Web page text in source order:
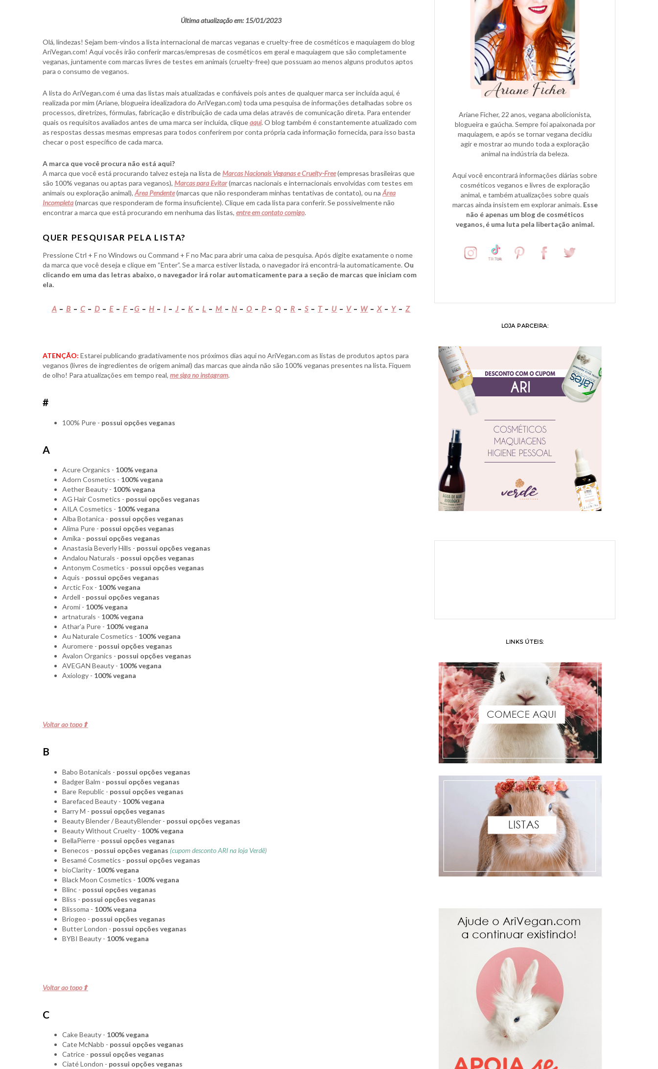
Última atualização em: 15/01/2023
Olá, lindezas! Sejam bem-vindos a lista internacional de marcas veganas e cruelty-free de cosméticos e maquiagem do blog
AriVegan.com! Aqui vocês irão conferir marcas/empresas de cosméticos em geral e maquiagem que são completamente
veganas, juntamente com marcas livres de testes em animais (cruelty-free) que possuam ao menos alguns produtos aptos
para o consumo de veganos.
A lista do AriVegan.com é uma das listas mais atualizadas e confiáveis pois antes de qualquer marca ser incluída aqui, é
realizada por mim (Ariane, blogueira idealizadora do AriVegan.com) toda uma pesquisa de informações detalhadas sobre os
processos, diretrizes, fórmulas, fabricação e distribuição de cada uma delas através de comunicação direta. Para entender
quais os requisitos avaliados antes de uma marca ser incluída, cliqueaqui. O blog também é constantemente atualizado com
as respostas dessas mesmas empresas para todos conferirem por conta própria cada informação fornecida, para isso basta
checar o post específico de cada marca.
A marca que você procura não está aqui?
A marca que você está procurando talvez esteja na lista de Marcas Nacionais Veganas e Cruelty-Free(empresas brasileiras que
são 100% veganas ou aptas para veganos), Marcas para Evitar(marcas nacionais e internacionais envolvidas com testes em
animais ou exploração animal), Área Pendente(marcas que não responderam minhas tentativas de contato), ou na Área
Incompleta(marcas que responderam de forma insuficiente). Clique em cada lista para conferir. Se possivelmente não
encontrar a marca que está procurando em nenhuma das listas, entre em contato comigo.
QUER PESQUISAR PELA LISTA?
Pressione Ctrl + F no Windows ou Command + F no Mac para abrir uma caixa de pesquisa. Após digite exatamente o nome
da marca que você deseja e clique em “Enter”. Se a marca estiver listada, o navegador irá encontrá-la automaticamente. Ou
clicando em uma das letras abaixo, o navegador irá rolar automaticamente para a seção de marcas que iniciam com
ela.
A – B – C – D – E – F –G – H – I – J – K– L – M – N – O – P – Q – R – S – T– U – V– W– X – Y – Z
ATENÇÃO: Estarei publicando gradativamente nos próximos dias aqui no AriVegan.com as listas de produtos aptos para
veganos (livres de ingredientes de origem animal) das marcas que ainda não são 100% veganas presentes na lista. Fiquem
de olho! Para atualizações em tempo real, me siga no instagram.
#
100% Pure - possui opções veganas
A
Acure Organics - 100% vegana
Adorn Cosmetics - 100% vegana
Aether Beauty - 100% vegana
AG Hair Cosmetics - possui opções veganas
AILA Cosmetics - 100% vegana
Alba Botanica - possui opções veganas
Alima Pure - possui opções veganas
Amika - possui opções veganas
Anastasia Beverly Hills - possui opções veganas
Andalou Naturals - possui opções veganas
Antonym Cosmetics - possui opções veganas
Aquis - possui opções veganas
Arctic Fox - 100% vegana
Ardell - possui opções veganas
Aromi - 100% vegana
artnaturals - 100% vegana
Athar’a Pure - 100% vegana
Au Naturale Cosmetics - 100% vegana
Auromere - possui opções veganas
Avalon Organics - possui opções veganas
AVEGAN Beauty - 100% vegana
Axiology - 100% vegana
Voltar ao topo⬆
B
Babo Botanicals - possui opções veganas
Badger Balm - possui opções veganas
Bare Republic - possui opções veganas
Barefaced Beauty - 100% vegana
Barry M - possui opções veganas
Beauty Blender / BeautyBlender - possui opções veganas
Beauty Without Cruelty - 100% vegana
BellaPierre - possui opções veganas
Benecos - possui opções veganas (cupom desconto ARI na loja Verdê)
Besamé Cosmetics - possui opções veganas
bioClarity - 100% vegana
Black Moon Cosmetics - 100% vegana
Blinc - possui opções veganas
Bliss - possui opções veganas
Blissoma - 100% vegana
Briogeo - possui opções veganas
Butter London - possui opções veganas
BYBI Beauty - 100% vegana
Voltar ao topo⬆
C
Cake Beauty - 100% vegana
Cate McNabb - possui opções veganas
Catrice - possui opções veganas
Ciaté London - possui opções veganas
Ariane Ficher, 22 anos, vegana abolicionista,
blogueira e gaúcha. Sempre foi apaixonada por
maquiagem, e após se tornar vegana decidiu
agir e mostrar ao mundo toda a exploração
animal na indústria da beleza.
Aqui você encontrará informações diárias sobre
cosméticos veganos e livres de exploração
animal, e também atualizações sobre quais
marcas ainda insistem em explorar animais. Esse
não é apenas um blog de cosméticos
veganos, é uma luta pela libertação animal.
LOJA PARCEIRA:
LINKS ÚTEIS: